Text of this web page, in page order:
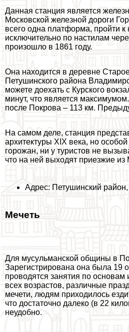
Данная станция является
Московской железной дороги
всего одна платформа, пройти
исключительно по настилам
произошло в 1861 году.
Она находится в деревне
Петушинского района
можете доехать с Курского
минут, что является
после Покрова – 113 км.
На самом деле, станция
архитектуры XIX века, но
горожан, ни у туристов не
что на ней выходят приезжие из
Адрес: Петушинский
Мечеть
Для мусульманской общины в
Зарегистрирована она была 19
проводятся занятия по
всех возрастов, различные
мечети, людям приходилось
что достаточно далеко (в 22
неудобно.